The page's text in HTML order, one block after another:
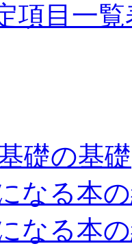
項目一覧
礎の基礎
なる本
なる本